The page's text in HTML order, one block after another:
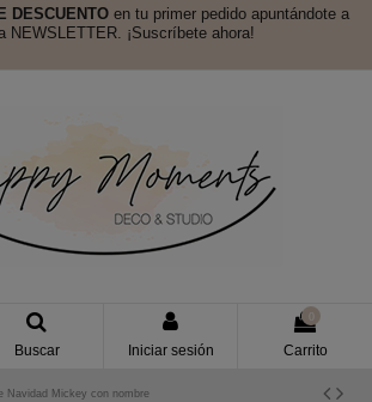
DESCUENTO en tu primer pedido apuntándote a
NEWSLETTER. ¡Suscríbete ahora!
Buscar Iniciar sesión Carrito
Navidad Mickey con nombre